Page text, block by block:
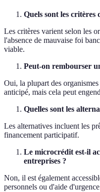
Quels sont les
Les critères varient selon les
l'absence de mauvaise foi
viable.
Peut-on rembourser
Oui, la plupart des
anticipé, mais cela peut
Quelles sont les
Les alternatives incluent les
financement participatif.
Le microcrédit est-il
entreprises ?
Non, il est également
personnels ou d'aide